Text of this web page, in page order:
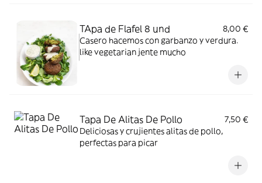
TApa de Flafel 8 und
8,00 €
Casero hacemos con garbanzo y verdura.
like vegetarian jente mucho
Tapa De Alitas De Pollo
7,50 €
Deliciosas y crujientes alitas de pollo,
perfectas para picar